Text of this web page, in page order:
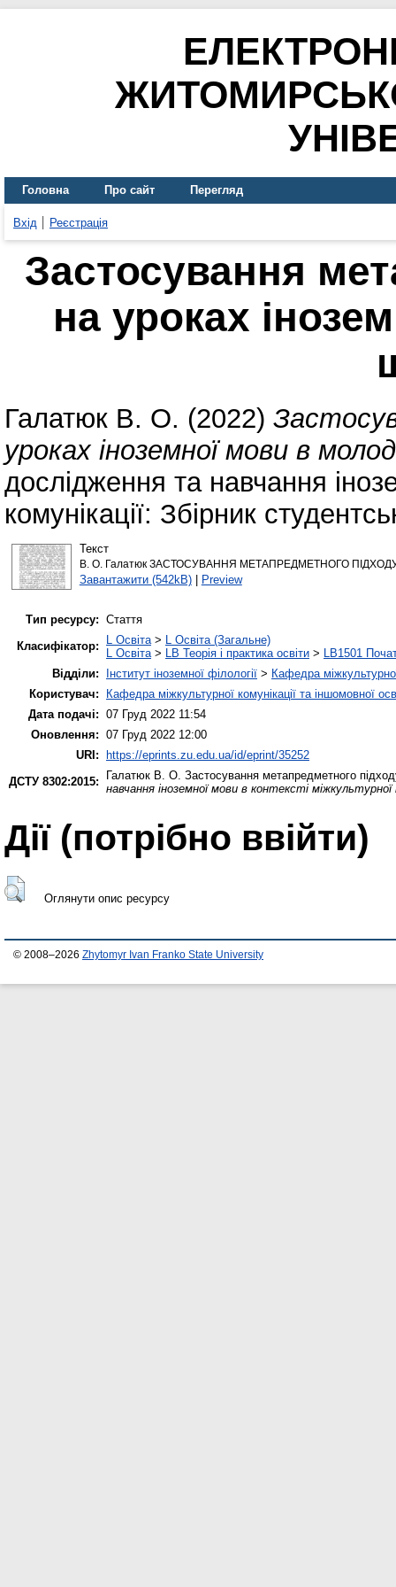
Головна Про сайт Перегляд
Вхід Реєстрація
Застосування
на уроках
Галатюк В. О. (2022)
уроках іноземної мови в
дослідження та навчання
комунікації: Збірник
Текст
В. О. Галатюк ЗАСТОСУВАННЯ МЕТАПРЕДМЕТНОГО
Завантажити (542kB)| Preview
Тип ресурсу: Стаття
Класифікатор:
L Освіта> L Освіта (Загальне)
L Освіта> LB Теорія і практика освіти > LB1501
Відділи:
Інститут іноземної філології > Кафедра
Користувач:
Кафедра міжкультурної комунікації та іншомовної
Дата подачі: 07 Груд 2022 11:54
Оновлення: 07 Груд 2022 12:00
URI:
https://eprints.zu.edu.ua/id/eprint/35252
ДСТУ 8302:2015:
Галатюк В. О. Застосування метапредметного
навчання іноземної мови в контексті
Дії ​​(потрібно ввійти)
Оглянути опис ресурсу
© 2008–2026 Zhytomyr Ivan Franko State University